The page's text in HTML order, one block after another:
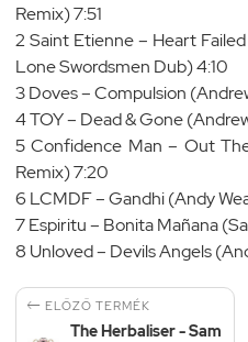
Remix) 7:51
2 Saint Etienne – Heart
Lone Swordsmen Dub) 4:10
3 Doves – Compulsion
4 TOY – Dead & Gone
5 Confidence Man – Out
Remix) 7:20
6 LCMDF – Gandhi (Andy
7 Espiritu – Bonita Mañana
8 Unloved – Devils Angels
 ELŐZŐ TERMÉK
The Herbaliser - Sam